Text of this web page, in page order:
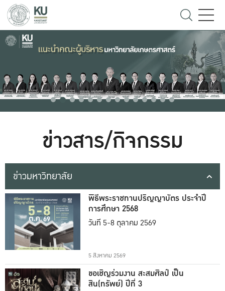
ข่าวสาร/กิจกรรม
ข่าวมหาวิทยาลัย
พิธีพระราชทานปริญญาบัตร ประจำปี
การศึกษา 2568
วันที่ 5-8 ตุลาคม 2569
5 สิงหาคม 2569
ขอเชิญร่วมงาน สะสมศิลป์ เป็น
สิน(ทรัพย์) ปีที่ 3